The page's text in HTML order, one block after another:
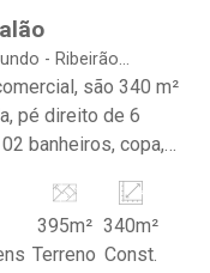
- Ribeirão
são 340 m²
pé direito de 6
banheiros, copa,
porta
piso em concreto
em estrutura
395m²
Terreno
340m²
Const.